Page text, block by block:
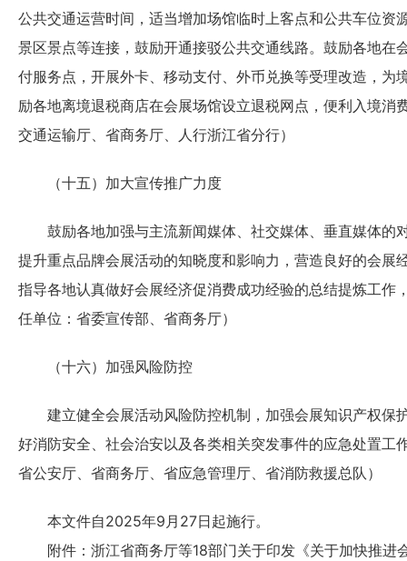
公共交通运营时间，适当增加场馆临时上客点和公共车位资
景区景点等连接，鼓励开通接驳公共交通线路。鼓励各地在
付服务点，开展外卡、移动支付、外币兑换等受理改造，为
励各地离境退税商店在会展场馆设立退税网点，便利入境消
交通运输厅、省商务厅、人行浙江省分行）
（十五）加大宣传推广力度
鼓励各地加强与主流新闻媒体、社交媒体、垂直媒体的
提升重点品牌会展活动的知晓度和影响力，营造良好的会展
指导各地认真做好会展经济促消费成功经验的总结提炼工作
任单位：省委宣传部、省商务厅）
（十六）加强风险防控
建立健全会展活动风险防控机制，加强会展知识产权保
好消防安全、社会治安以及各类相关突发事件的应急处置工
省公安厅、省商务厅、省应急管理厅、省消防救援总队）
本文件自2025年9月27日起施行。
附件： 浙江省商务厅等18部门关于印发《关于加快推进